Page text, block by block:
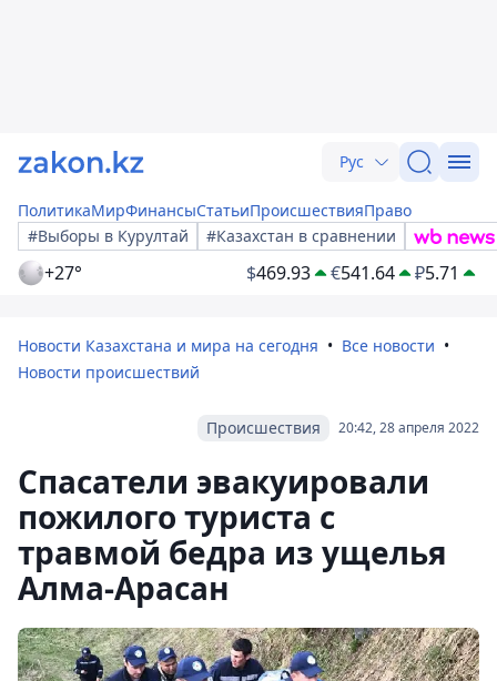
Рус
ПолитикаМирФинансыСтатьиПроисшествияПраво
#Выборы в Курултай
#Казахстан в сравнении
+27° $469.93 €541.64 ₽5.71
Новости Казахстана и мира на сегодня
Все новости
Новости происшествий
20:42, 28 апреля 2022
Происшествия
Спасатели эвакуировали
пожилого туриста с
травмой бедра из ущелья
Алма-Арасан